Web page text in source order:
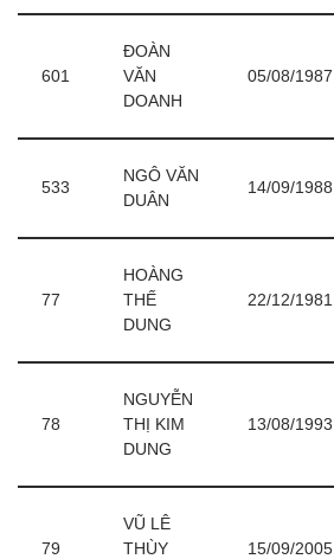
601
ĐOÀN
VĂN
DOANH
05/08/1987
533
NGÔ VĂN
DUÂN
14/09/1988
77
HOÀNG
THẾ
DUNG
22/12/1981
78
NGUYỄN
THỊ KIM
DUNG
13/08/1993
79
VŨ LÊ
THÙY
15/09/2005